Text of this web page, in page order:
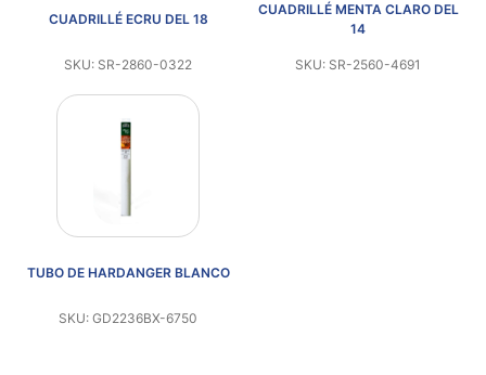
CUADRILLÉ ECRU DEL 18
SKU: SR-2860-0322
CUADRILLÉ MENTA CLARO DEL
14
SKU: SR-2560-4691
TUBO DE HARDANGER BLANCO
SKU: GD2236BX-6750